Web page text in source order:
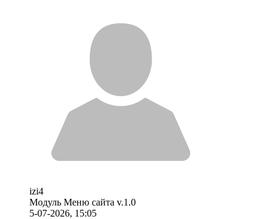
izi4
Модуль Меню сайта v.1.0
5-07-2026, 15:05